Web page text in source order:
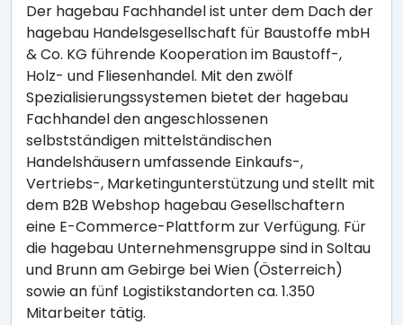
Der hagebau Fachhandel ist unter dem Dach der
hagebau Handelsgesellschaft für Baustoffe mbH
& Co. KG führende Kooperation im Baustoff-,
Holz- und Fliesenhandel. Mit den zwölf
Spezialisierungssystemen bietet der hagebau
Fachhandel den angeschlossenen
selbstständigen mittelständischen
Handelshäusern umfassende Einkaufs-,
Vertriebs-, Marketingunterstützung und stellt mit
dem B2B Webshop hagebau Gesellschaftern
eine E-Commerce-Plattform zur Verfügung. Für
die hagebau Unternehmensgruppe sind in Soltau
und Brunn am Gebirge bei Wien (Österreich)
sowie an fünf Logistikstandorten ca. 1.350
Mitarbeiter tätig.